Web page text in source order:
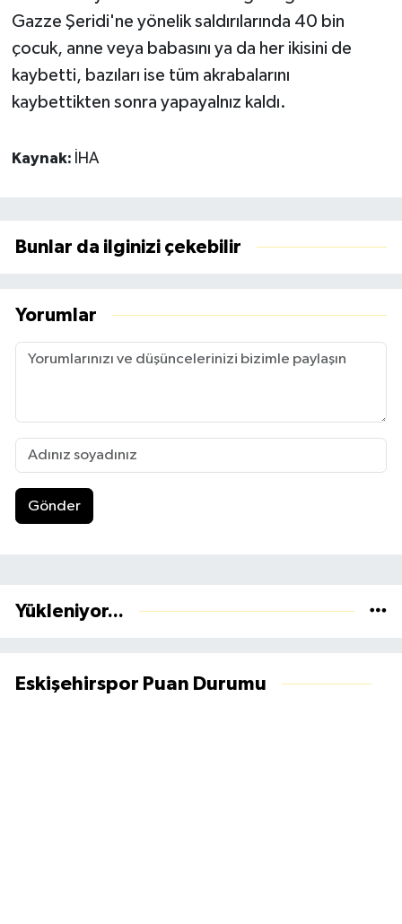
Gazze Şeridi'ne yönelik saldırılarında 40 bin
çocuk, anne veya babasını ya da her ikisini de
kaybetti, bazıları ise tüm akrabalarını
kaybettikten sonra yapayalnız kaldı.
Kaynak: İHA
Bunlar da ilginizi çekebilir
Yorumlar
Gönder
Yükleniyor...
Eskişehirspor Puan Durumu